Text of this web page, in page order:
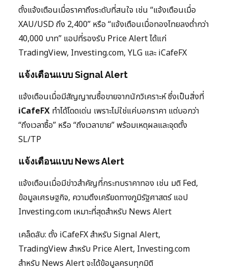
ตั้งแจ้งเตือนเมื่อราคาถึงระดับที่สนใจ เช่น “แจ้งเตือนเมื่อ
XAU/USD ถึง 2,400” หรือ “แจ้งเตือนเมื่อทองไทยลงต่ำกว่า
40,000 บาท” แอปที่รองรับ Price Alert ได้แก่
TradingView, Investing.com, YLG และ iCafeFX
แจ้งเตือนแบบ Signal Alert
แจ้งเตือนเมื่อมีสัญญาณซื้อขายจากนักวิเคราะห์ ซึ่งเป็นสิ่งที่
iCafeFX ทำได้โดดเด่น เพราะไม่ใช่แค่บอกราคา แต่บอกว่า
“ถึงเวลาซื้อ” หรือ “ถึงเวลาขาย” พร้อมเหตุผลและจุดตั้ง
SL/TP
แจ้งเตือนแบบ News Alert
แจ้งเตือนเมื่อมีข่าวสำคัญที่กระทบราคาทอง เช่น มติ Fed,
ข้อมูลเศรษฐกิจ, ความตึงเครียดทางภูมิรัฐศาสตร์ แอป
Investing.com เหมาะที่สุดสำหรับ News Alert
เคล็ดลับ: ตั้ง iCafeFX สำหรับ Signal Alert,
TradingView สำหรับ Price Alert, Investing.com
สำหรับ News Alert จะได้ข้อมูลครบทุกมิติ